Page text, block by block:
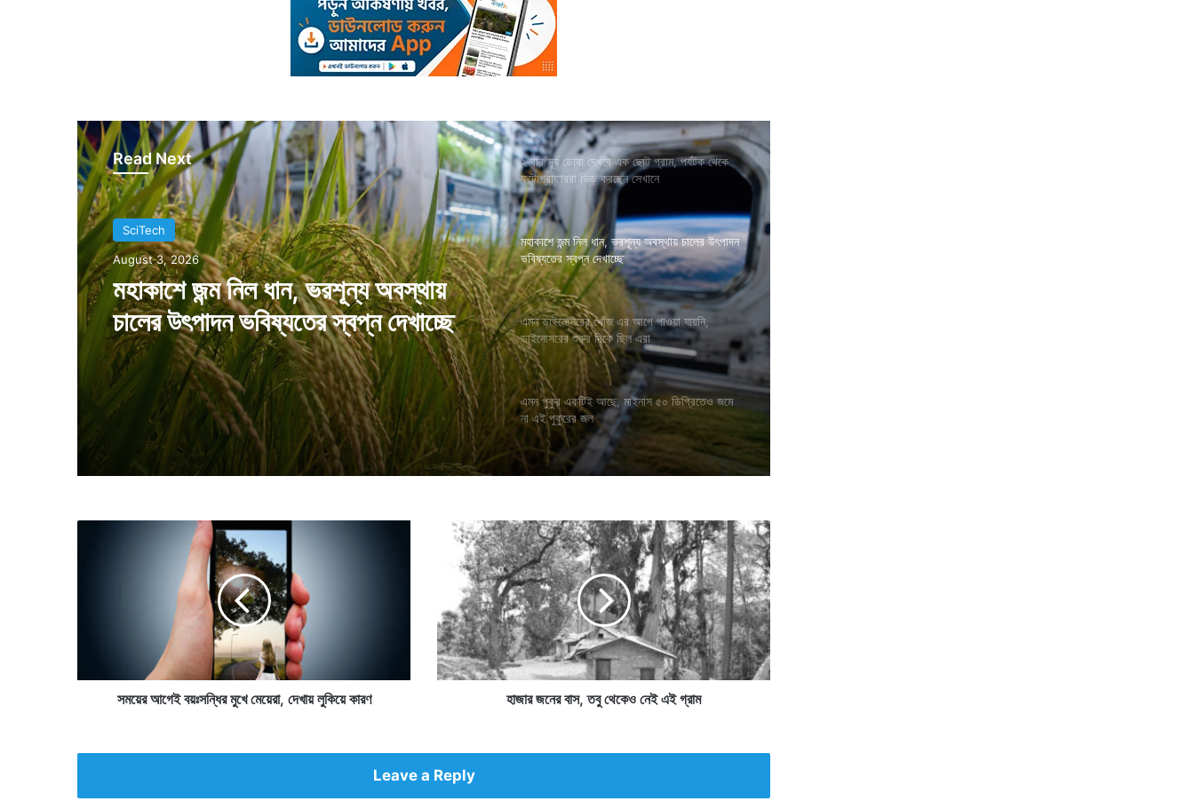
Read Next
SciTech
August 3, 2026
মহাকাশে জন্ম নিল ধান, ভরশূন্য অবস্থায়
চালের উৎপাদন ভবিষ্যতের স্বপ্ন দেখাচ্ছে
২ বার সূর্য ডোবা দেখবে এক ছোট্ট গ্রাম, পর্যটক থেকে
ফটোগ্রাফাররা ভিড় করছেন সেখানে
মহাকাশে জন্ম নিল ধান, ভরশূন্য অবস্থায় চালের উৎপাদন
ভবিষ্যতের স্বপ্ন দেখাচ্ছে
এমন ডাইনোসরের খোঁজ এর আগে পাওয়া যায়নি,
ডাইনোসরের শুরুর দিকে ছিল এরা
এমন পুকুর একটিই আছে, মাইনাস ৫০ ডিগ্রিতেও জমে
না এই পুকুরের জল
য়ঃ
মু
সময়ের আগেই বয়ঃসন্ধির মুখে মেয়েরা, দেখায় লুকিয়ে কারণ
র
বা
স
,
কে
ও
হাজার জনের বাস, তবু থেকেও নেই এই গ্রাম
Leave a Reply